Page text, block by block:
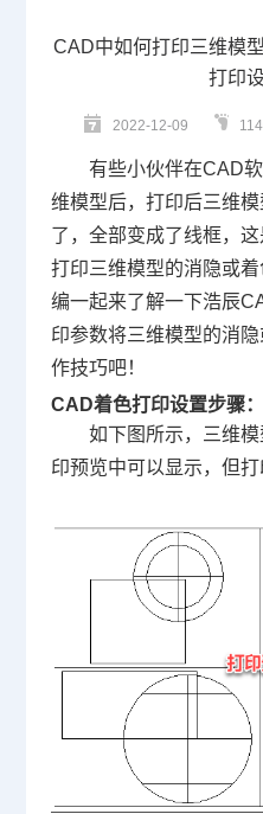
CAD中如何打印三维模
打印
2022-12-09
有些小伙伴在CAD
维模型后，打印后三维
了，全部变成了线框，这
打印三维模型的消隐或
编一起来了解一下浩辰
印参数将三维模型的消
作技巧吧！
CAD着色打印设置步骤：
如下图所示，三维模
印预览中可以显示，但打